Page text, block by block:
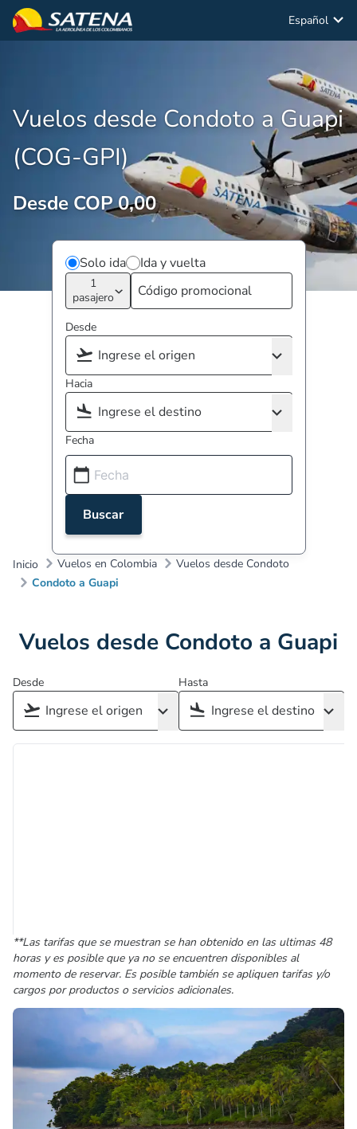
Español
Vuelos desde Condoto a Guapi
(COG-GPI)
Desde COP 0,00
Solo ida Ida y vuelta
1
pasajero
Desde
Hacia
Fecha
Buscar
Inicio Vuelos en Colombia
Vuelos desde Condoto
Condoto a Guapi
Vuelos desde Condoto a Guapi
Desde Hasta
**Las tarifas que se muestran se han obtenido en las ultimas 48
horas y es posible que ya no se encuentren disponibles al
momento de reservar. Es posible también se apliquen tarifas y/o
cargos por productos o servicios adicionales.